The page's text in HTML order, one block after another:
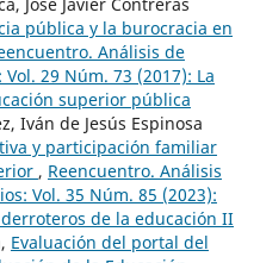
pública y la burocracia en
Análisis de
29 Núm. 73 (2017): La
superior pública
Iván de Jesús Espinosa
y participación familiar
, Reencuentro. Análisis
Vol. 35 Núm. 85 (2023):
de la educación II
Evaluación del portal del